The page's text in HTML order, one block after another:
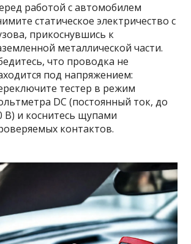
работой с автомобилем
статическое электричество с
прикоснувшись к
металлической части.
что проводка не
под напряжением:
тестер в режим
DC (постоянный ток, до
В) и коснитесь щупами
контактов.